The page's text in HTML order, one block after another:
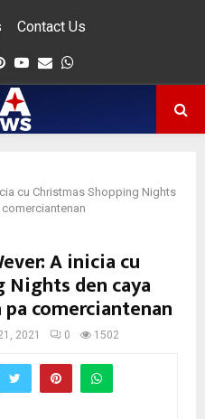
Contact Us
Pinterest
Youtube
Email
cu Christmas Shopping Nights
A inicia cu
Nights den caya
comerciantenan
2021 0 1502